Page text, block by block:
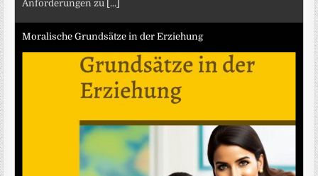
Anforderungen zu [...]
Moralische Grundsätze in der Erziehung